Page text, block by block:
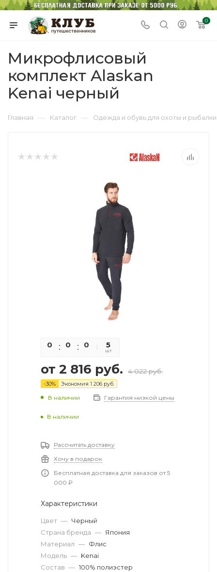
0
Микрофлисовый
комплект Alaskan
Kenai черный
Главная — Каталог — Одежда и обувь для охоты и рыбалки
0 0 0 05
шт
от 2 816 руб. 4 022 руб.
-30% Экономия 1 206 руб.
В наличии Гарантия низкой цены
В наличии
Рассчитать доставку
Хочу в подарок
Бесплатная доставка для заказов от 5
000 ₽
Характеристики
Цвет — Черный
Страна бренда — Япония
Материал — Флис
Модель — Kenai
Состав — 100% полиэстер